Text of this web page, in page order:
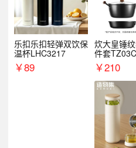
乐扣乐扣轻弹双饮保
温杯LHC3217
￥89
炊大皇锤
件套
￥210